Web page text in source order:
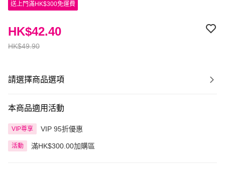
送上門滿HK$300免運費
HK$49.90
HK$42.40
請選擇商品選項
本商品適用活動
VIP尊享 VIP 95折優惠
活動 滿HK$300.00加購區